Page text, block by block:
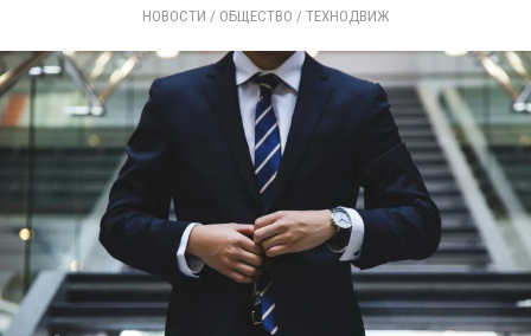
НОВОСТИ / ОБЩЕСТВО / ТЕХНОДВИЖ